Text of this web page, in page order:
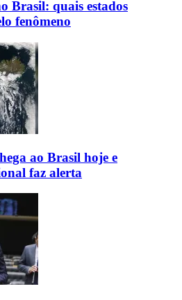
Brasil: quais estados
fenômeno
ao Brasil hoje e
faz alerta